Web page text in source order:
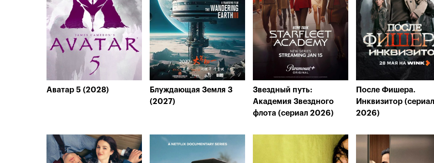
Аватар 5 (2028)
Блуждающая Земля 3
(2027)
Звездный путь:
Академия Звездного
флота (сериал 2026)
После Фишера.
Инквизитор
2026)